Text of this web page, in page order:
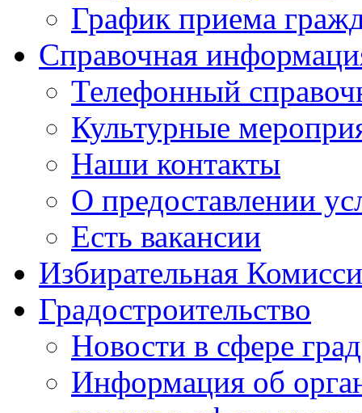
График приема
Справочная
Телефонный
Культурные
Наши контакты
О предоставлении
Есть вакансии
Избирательная
Градостроительство
Новости в сфере
Информация об